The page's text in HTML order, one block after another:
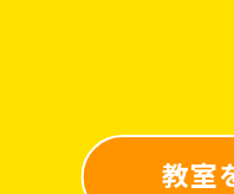
教室